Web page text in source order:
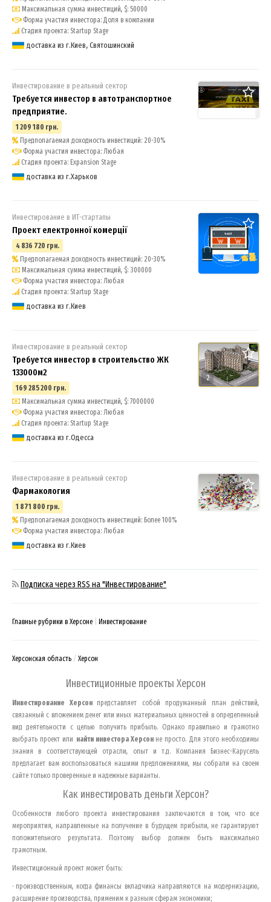
Максимальная сумма инвестиций, $: 50000
Форма участия инвестора: Доля в компании
Стадия проекта: Startup Stage
доставка из г.Киев, Святошинский
Инвестирование в реальный сектор
Требуется инвестор в автотранспортное
предприятие.
1 209 180 грн.
Предполагаемая доходность инвестиций: 20-30%
Форма участия инвестора: Любая
Стадия проекта: Expansion Stage
доставка из г.Харьков
Инвестирование в ИТ-стартапы
Проект електронної комерції
4 836 720 грн.
Предполагаемая доходность инвестиций: 20-30%
Максимальная сумма инвестиций, $: 300000
Форма участия инвестора: Любая
Стадия проекта: Startup Stage
доставка из г.Киев
2
Инвестирование в реальный сектор
Требуется инвестор в строительство ЖК
133000м2
169 285 200 грн.
Максимальная сумма инвестиций, $: 7000000
Форма участия инвестора: Любая
Стадия проекта: Startup Stage
доставка из г.Одесса
Инвестирование в реальный сектор
Фармакология
1 871 800 грн.
Предполагаемая доходность инвестиций: Более 100%
Форма участия инвестора: Любая
доставка из г.Киев
Подписка через RSS на "Инвестирование"
Главные рубрики в Херсоне Инвестирование
Херсонская область Херсон
Инвестиционные проекты Херсон
Инвестирование Херсон представляет собой продуманный план действий,
связанный с вложением денег или иных материальных ценностей в определенный
вид деятельности с целью получить прибыль. Однако правильно и грамотно
выбрать проект или найти инвестораХерсон не просто. Для этого необходимы
знания в соответствующей отрасли, опыт и т.д. Компания Бизнес-Карусель
предлагает вам воспользоваться нашими предложениями, мы собрали на своем
сайте только проверенные и надежные варианты.
Как инвестировать деньги Херсон?
Особенности любого проекта инвестирования заключаются в том, что все
мероприятия, направленные на получение в будущем прибыли, не гарантируют
положительного результата. Поэтому выбор должен быть максимально
грамотным.
Инвестиционный проект может быть:
· производственным, когда финансы вкладчика направляются на модернизацию,
расширение производства, применим к разным сферам экономики;